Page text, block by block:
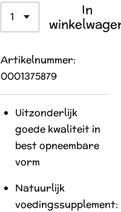
In
Artikelnummer:
0001375879
Uitzonderlijk
goede kwaliteit in
best opneembare
vorm
Natuurlijk
voedingssupplement: